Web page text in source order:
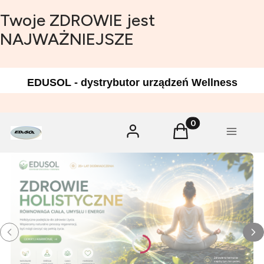
Twoje ZDROWIE jest
NAJWAŻNIEJSZE
EDUSOL - dystrybutor urządzeń Wellness
Zaloguj się Produkty w
Koszyk Menu